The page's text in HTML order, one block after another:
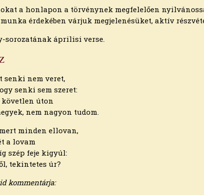
a honlapon a törvénynek megfelelően
munka érdekében várjuk megjelenésüket, aktív
sorozatának áprilisi verse.
senki nem veret,
senki sem szeret:
követlen úton
nem nagyon tudom.
minden ellovan,
a lovam
szép feje kigyúl:
tekintetes úr?
kommentárja: